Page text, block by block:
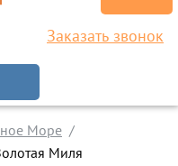
Заказать звонок
Море
Миля